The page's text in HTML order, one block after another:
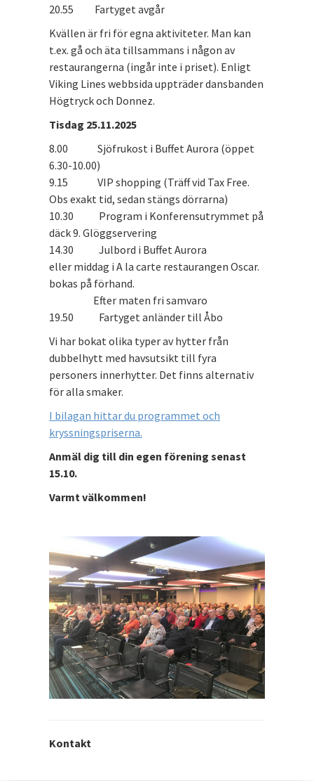
20.55 Fartyget avgår
Kvällen är fri för egna aktiviteter. Man kan
t.ex. gå och äta tillsammans i någon av
restaurangerna (ingår inte i priset). Enligt
Viking Lines webbsida uppträder dansbanden
Högtryck och Donnez.
Tisdag 25.11.2025
8.00 Sjöfrukost i Buffet Aurora (öppet
6.30-10.00)
9.15 VIP shopping (Träff vid Tax Free.
Obs exakt tid, sedan stängs dörrarna)
10.30 Program i Konferensutrymmet på
däck 9. Glöggservering
14.30 Julbord i Buffet Aurora
eller middag i A la carte restaurangen Oscar.
bokas på förhand.
Efter maten fri samvaro
19.50 Fartyget anländer till Åbo
Vi har bokat olika typer av hytter från
dubbelhytt med havsutsikt till fyra
personers innerhytter. Det finns alternativ
för alla smaker.
I bilagan hittar du programmet och
kryssningspriserna.
Anmäl dig till din egen förening senast
15.10.
Varmt välkommen!
Kontakt